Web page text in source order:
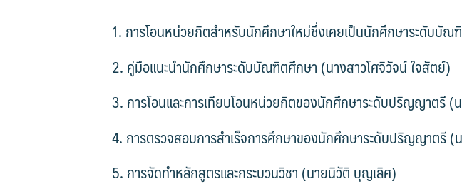
1. การโอนหน่วยกิตสำหรับนักศึกษาใหม่ซึ่งเคยเป็นนักศึกษาระดับบั
2. คู่มือแนะนำนักศึกษาระดับบัณฑิตศึกษา (นางสาวโศจิวัจน์ ใจสัตย์)
3. การโอนและการเทียบโอนหน่วยกิตของนักศึกษาระดับปริญญาตรี (
4. การตรวจสอบการสำเร็จการศึกษาของนักศึกษาระดับปริญญาตรี (
5. การจัดทำหลักสูตรและกระบวนวิชา (นายนิวัติ บุญเลิศ)